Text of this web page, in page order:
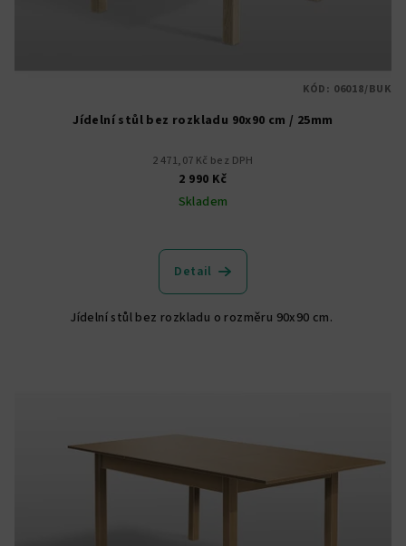
Jídelní stůl bez rozkladu 90x90 cm / 25mm
2 471,07 Kč bez DPH
2 990 Kč
Skladem
Detail
Jídelní stůl bez rozkladu o rozměru 90x90 cm.
KÓD: 06018/BUK